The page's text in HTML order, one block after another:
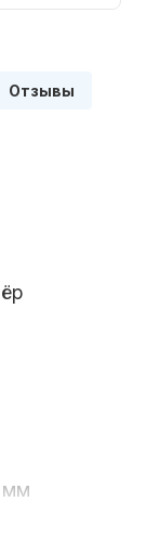
Отзывы
мм